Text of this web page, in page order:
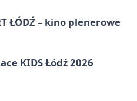
ŁÓDŹ – kino plenerowe
KIDS Łódź 2026